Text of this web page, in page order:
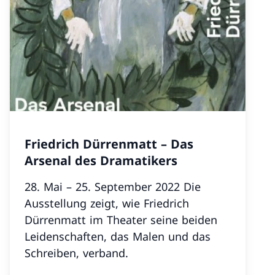
Friedrich Dürrenmatt – Das
Arsenal des Dramatikers
28. Mai – 25. September 2022 Die
Ausstellung zeigt, wie Friedrich
Dürrenmatt im Theater seine beiden
Leidenschaften, das Malen und das
Schreiben, verband.